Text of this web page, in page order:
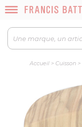
Accueil> Cuisson>